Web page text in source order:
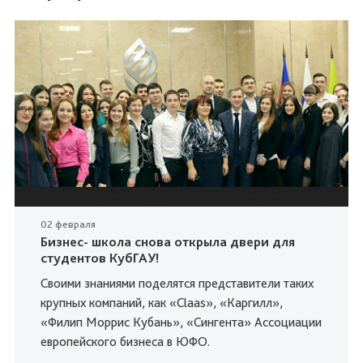
02 февраля
Бизнес- школа снова открыла двери для
студентов КубГАУ!
Своими знаниями поделятся представители таких
крупных компаний, как «Claas», «Каргилл»,
«Филип Моррис Кубань», «Сингента» Ассоциации
европейского бизнеса в ЮФО.